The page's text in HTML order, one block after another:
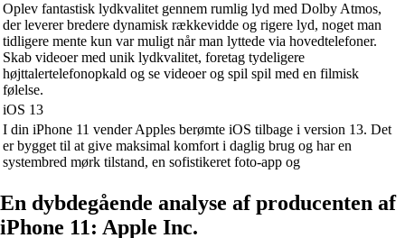
Oplev fantastisk lydkvalitet gennem rumlig lyd med Dolby Atmos,
der leverer bredere dynamisk rækkevidde og rigere lyd, noget man
tidligere mente kun var muligt når man lyttede via hovedtelefoner.
Skab videoer med unik lydkvalitet, foretag tydeligere
højttalertelefonopkald og se videoer og spil spil med en filmisk
følelse.
iOS 13
I din iPhone 11 vender Apples berømte iOS tilbage i version 13. Det
er bygget til at give maksimal komfort i daglig brug og har en
systembred mørk tilstand, en sofistikeret foto-app og
En dybdegående analyse af producenten af
iPhone 11: Apple Inc.